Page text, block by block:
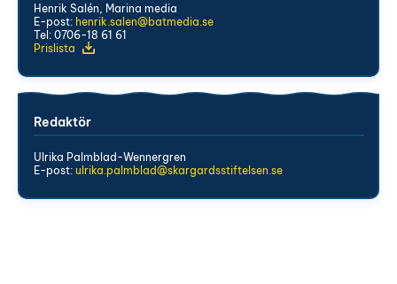
Henrik Salén, Marina media
E-post: henrik.salen@batmedia.se
Tel: 0706-18 61 61
Prislista
Redaktör
Ulrika Palmblad-Wennergren
E-post: ulrika.palmblad@skargardsstiftelsen.se